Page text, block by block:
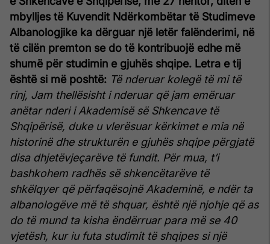
mbylljes të Kuvendit Ndërkombëtar të Studimeve
Albanologjike ka dërguar një letër falënderimi, në
të cilën premton se do të kontribuojë edhe më
shumë për studimin e gjuhës shqipe. Letra e tij
është si më poshtë: Të nderuar kolegë të mi të
rinj, Jam thellësisht i nderuar që jam emëruar
anëtar nderi i Akademisë së Shkencave të
Shqipërisë, duke u vlerësuar kërkimet e mia në
historinë dhe strukturën e gjuhës shqipe përgjatë
disa dhjetëvjeçarëve të fundit. Për mua, t’i
bashkohem radhës së shkencëtarëve të
shkëlqyer që përfaqësojnë Akademinë, e ndër ta
albanologëve më të shquar, është një njohje që as
do të mund ta kisha ëndërruar para më se 40
vjetësh, kur iu futa studimit të shqipes si një